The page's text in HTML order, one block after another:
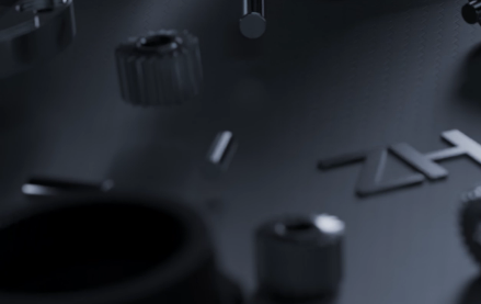
拇指并排直线电机
Φ12mm掌心直线电
无刷空心杯电机
Φ4mm（MC0408）
Φ6mm（CL0623）
智能尾门伸缩 移液工作站驱动系统